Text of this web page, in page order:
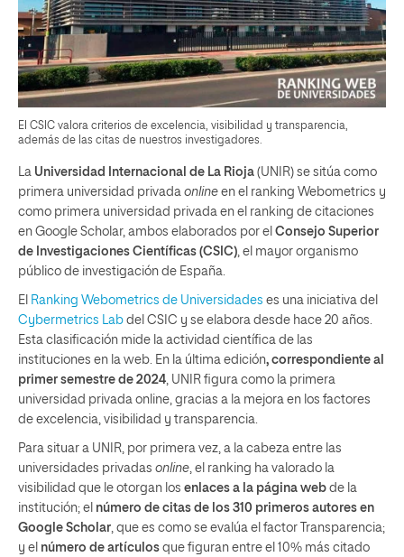
El CSIC valora criterios de excelencia, visibilidad y transparencia,
además de las citas de nuestros investigadores.
La Universidad Internacional de La Rioja (UNIR) se sitúa como
primera universidad privada online en el ranking Webometrics y
como primera universidad privada en el ranking de citaciones
en Google Scholar, ambos elaborados por el Consejo Superior
de Investigaciones Científicas (CSIC) , el mayor organismo
público de investigación de España.
El Ranking Webometrics de Universidades es una iniciativa del
Cybermetrics Lab del CSIC y se elabora desde hace 20 años.
Esta clasificación mide la actividad científica de las
instituciones en la web. En la última edición, correspondiente al
primer semestre de 2024 , UNIR figura como la primera
universidad privada online, gracias a la mejora en los factores
de excelencia, visibilidad y transparencia.
Para situar a UNIR, por primera vez, a la cabeza entre las
universidades privadas online , el ranking ha valorado la
visibilidad que le otorgan los enlaces a la página web de la
institución; el número de citas de los 310 primeros autores en
Google Scholar , que es como se evalúa el factor Transparencia;
y el número de artículos que figuran entre el 10% más citado